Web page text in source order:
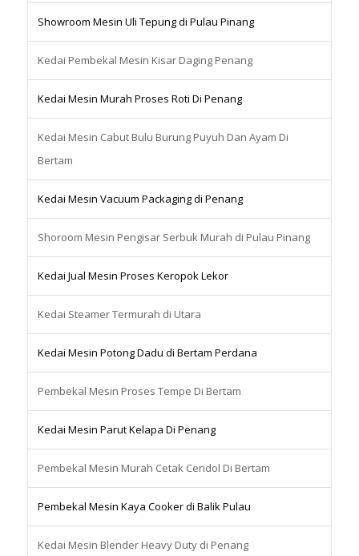
Showroom Mesin Uli Tepung di Pulau Pinang
Kedai Pembekal Mesin Kisar Daging Penang
Kedai Mesin Murah Proses Roti Di Penang
Kedai Mesin Cabut Bulu Burung Puyuh Dan Ayam Di
Bertam
Kedai Mesin Vacuum Packaging di Penang
Shoroom Mesin Pengisar Serbuk Murah di Pulau Pinang
Kedai Jual Mesin Proses Keropok Lekor
Kedai Steamer Termurah di Utara
Kedai Mesin Potong Dadu di Bertam Perdana
Pembekal Mesin Proses Tempe Di Bertam
Kedai Mesin Parut Kelapa Di Penang
Pembekal Mesin Murah Cetak Cendol Di Bertam
Pembekal Mesin Kaya Cooker di Balik Pulau
Kedai Mesin Blender Heavy Duty di Penang